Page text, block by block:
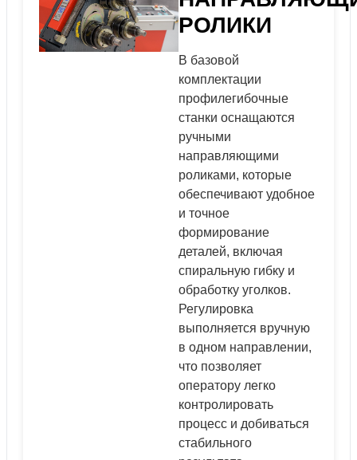
РОЛИКИ
В базовой
комплектации
профилегибочные
станки оснащаются
ручными
направляющими
роликами, которые
обеспечивают удобное
и точное
формирование
деталей, включая
спиральную гибку и
обработку уголков.
Регулировка
выполняется вручную
в одном направлении,
что позволяет
оператору легко
контролировать
процесс и добиваться
стабильного